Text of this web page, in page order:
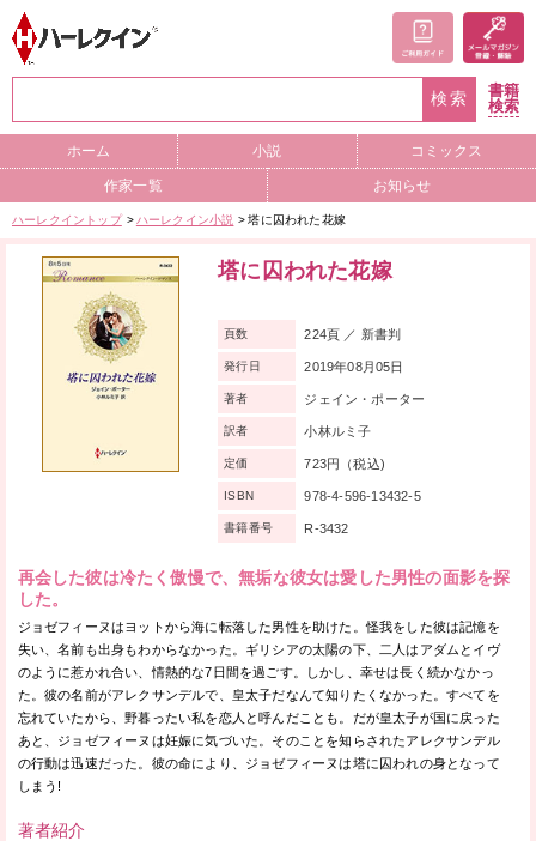
検索
書籍
検索
ホーム 小説 コミックス
作家一覧 お知らせ
ハーレクイントップ ハーレクイン小説 塔に囚われた花嫁
塔に囚われた花嫁
再会した彼は冷たく傲慢で、無垢な彼女は愛した男性の面影を探
した。
ジョゼフィーヌはヨットから海に転落した男性を助けた。怪我をした彼は記憶を
失い、名前も出身もわからなかった。ギリシアの太陽の下、二人はアダムとイヴ
のように惹かれ合い、情熱的な7日間を過ごす。しかし、幸せは長く続かなかっ
た。彼の名前がアレクサンデルで、皇太子だなんて知りたくなかった。すべてを
忘れていたから、野暮ったい私を恋人と呼んだことも。だが皇太子が国に戻った
あと、ジョゼフィーヌは妊娠に気づいた。そのことを知らされたアレクサンデル
の行動は迅速だった。彼の命により、ジョゼフィーヌは塔に囚われの身となって
しまう!
頁数 224頁 ／ 新書判
発行日 2019年08月05日
著者 ジェイン・ポーター
訳者 小林ルミ子
定価 723円（税込)
ISBN 978-4-596-13432-5
書籍番号 R-3432
著者紹介